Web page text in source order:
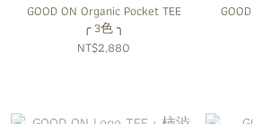
GOOD ON Organic Pocket TEE
╭ 3色 ╮
NT$2,880